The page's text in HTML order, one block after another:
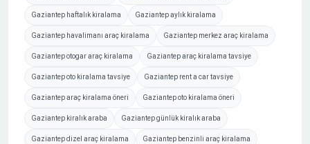
Gaziantep haftalık kiralama Gaziantep aylık kiralama
Gaziantep havalimanı araç kiralama Gaziantep merkez araç kiralama
Gaziantep otogar araç kiralama Gaziantep araç kiralama tavsiye
Gaziantep oto kiralama tavsiye Gaziantep rent a car tavsiye
Gaziantep araç kiralama öneri Gaziantep oto kiralama öneri
Gaziantep kiralık araba Gaziantep günlük kiralık araba
Gaziantep dizel araç kiralama Gaziantep benzinli araç kiralama